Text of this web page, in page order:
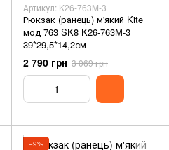
Артикул: K26-763M-3
Рюкзак (ранець) м'який Kite
мод 763 SK8 K26-763M-3
39*29,5*14,2см
2 790 грн 3 069 грн
−9%